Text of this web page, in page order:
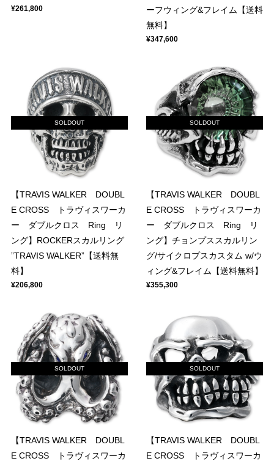
¥261,800
ーフウィング&フレイム【送料
無料】
¥347,600
SOLDOUT
【TRAVIS WALKER DOUBL
E CROSS トラヴィスワーカ
ー ダブルクロス Ring リ
ング】ROCKERスカルリング
”TRAVIS WALKER”【送料無
料】
¥206,800
SOLDOUT
【TRAVIS WALKER DOUBL
E CROSS トラヴィスワーカ
ー ダブルクロス Ring リ
ング】チョンプススカルリン
グ/サイクロプスカスタム w/ウ
ィング&フレイム【送料無料】
¥355,300
SOLDOUT
【TRAVIS WALKER DOUBL
E CROSS トラヴィスワーカ
SOLDOUT
【TRAVIS WALKER DOUBL
E CROSS トラヴィスワーカ